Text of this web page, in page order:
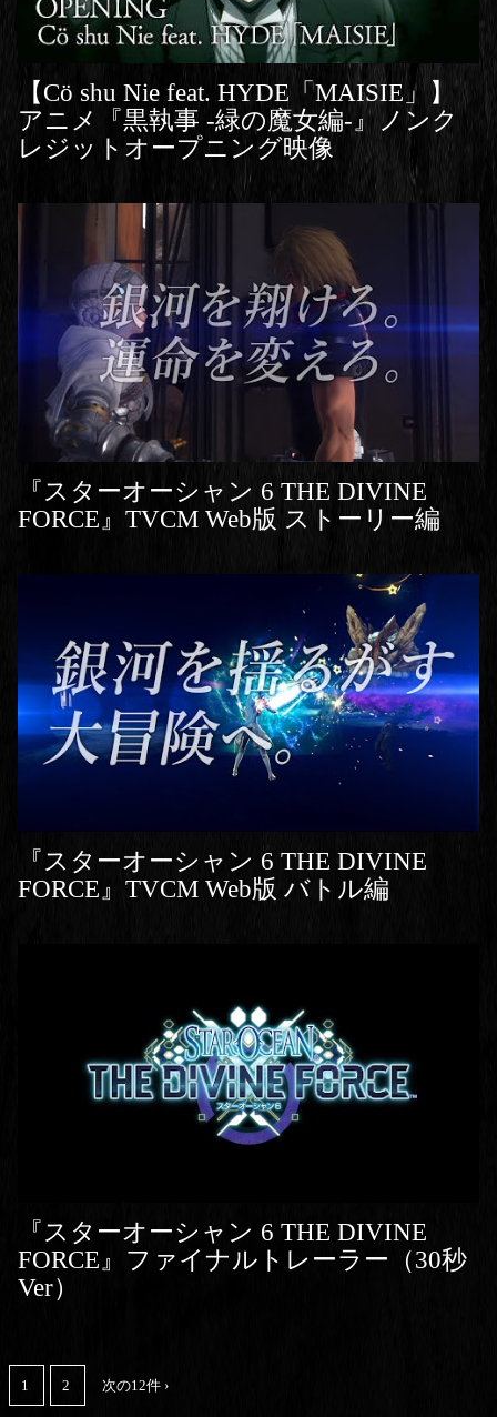
【Cö shu Nie feat. HYDE「MAISIE」】
アニメ『黒執事 -緑の魔女編-』ノンク
レジットオープニング映像
『スターオーシャン 6 THE DIVINE
FORCE』TVCM Web版 ストーリー編
『スターオーシャン 6 THE DIVINE
FORCE』TVCM Web版 バトル編
『スターオーシャン 6 THE DIVINE
FORCE』ファイナルトレーラー（30秒
Ver）
1 2 次の12件 ›